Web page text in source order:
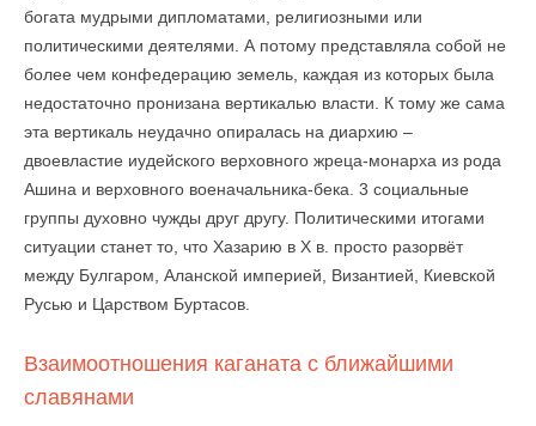
богата мудрыми дипломатами, религиозными или
политическими деятелями. А потому представляла собой не
более чем конфедерацию земель, каждая из которых была
недостаточно пронизана вертикалью власти. К тому же сама
эта вертикаль неудачно опиралась на диархию –
двоевластие иудейского верховного жреца-монарха из рода
Ашина и верховного военачальника-бека. 3 социальные
группы духовно чужды друг другу. Политическими итогами
ситуации станет то, что Хазарию в X в. просто разорвёт
между Булгаром, Аланской империей, Византией, Киевской
Русью и Царством Буртасов.
Взаимоотношения каганата с ближайшими
славянами